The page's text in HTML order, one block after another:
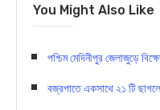
You Might Also Like
পশ্চিম মেদিনীপুর জেলাজুড়ে
বজ্রপাতে একসাথে ২১ টি